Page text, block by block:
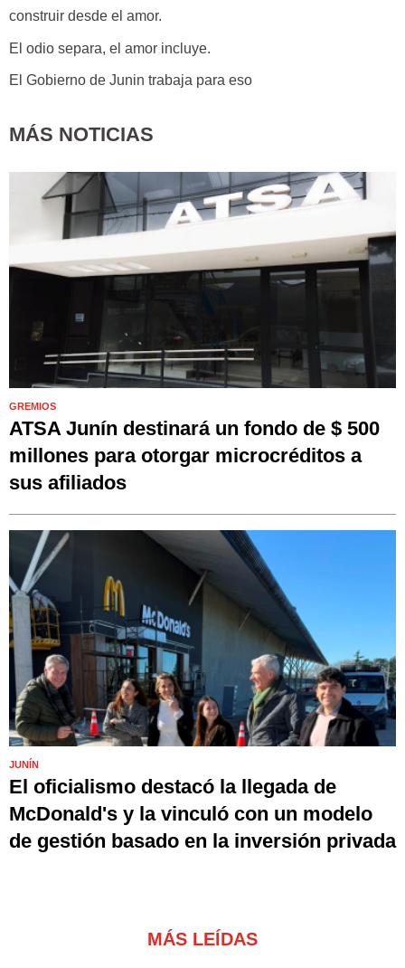
construir desde el amor.
El odio separa, el amor incluye.
El Gobierno de Junin trabaja para eso
MÁS NOTICIAS
GREMIOS
ATSA Junín destinará un fondo de $ 500
millones para otorgar microcréditos a
sus afiliados
JUNÍN
El oficialismo destacó la llegada de
McDonald's y la vinculó con un modelo
de gestión basado en la inversión privada
MÁS LEÍDAS